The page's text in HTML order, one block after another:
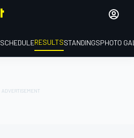
SCHEDULERESULTSSTANDINGSPHOTO